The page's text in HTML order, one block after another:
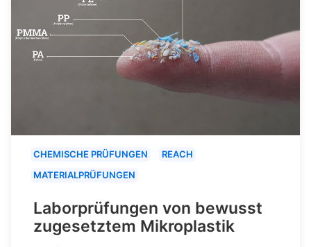
CHEMISCHE PRÜFUNGEN
REACH
MATERIALPRÜFUNGEN
Laborprüfungen von bewusst
zugesetztem Mikroplastik